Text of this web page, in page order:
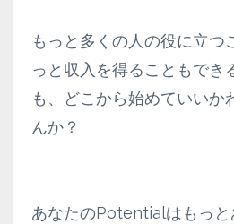
もっと多くの人の役に立つ
っと収入を得ることもでき
も、どこから始めていいか
んか？
あなたのPotentialはもっと